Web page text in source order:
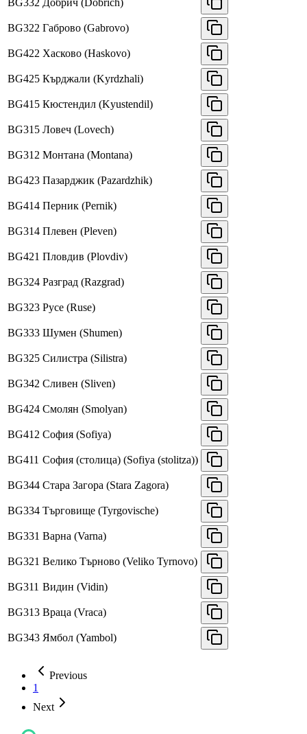
BG332 Добрич (Dobrich)
BG322 Габрово (Gabrovo)
BG422 Хасково (Haskovo)
BG425 Кърджали (Kyrdzhali)
BG415 Кюстендил (Kyustendil)
BG315 Ловеч (Lovech)
BG312 Монтана (Montana)
BG423 Пазарджик (Pazardzhik)
BG414 Перник (Pernik)
BG314 Плевен (Pleven)
BG421 Пловдив (Plovdiv)
BG324 Разград (Razgrad)
BG323 Русе (Ruse)
BG333 Шумен (Shumen)
BG325 Силистра (Silistra)
BG342 Сливен (Sliven)
BG424 Смолян (Smolyan)
BG412 София (Sofiya)
BG411 София (столица) (Sofiya (stolitza))
BG344 Стара Загора (Stara Zagora)
BG334 Търговище (Tyrgovische)
BG331 Варна (Varna)
BG321 Велико Търново (Veliko Tyrnovo)
BG311 Видин (Vidin)
BG313 Враца (Vraca)
BG343 Ямбол (Yambol)
Previous
1
Next